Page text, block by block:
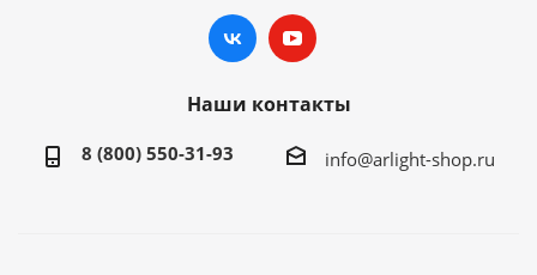
Наши контакты
8 (800) 550-31-93 info@arlight-shop.ru